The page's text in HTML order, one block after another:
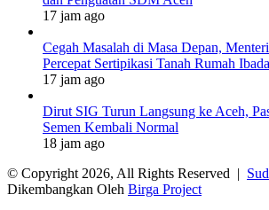
17 jam ago
Cegah Masalah di Masa Depan,
Percepat Sertipikasi Tanah Rumah
17 jam ago
Dirut SIG Turun Langsung ke Aceh,
Semen Kembali Normal
18 jam ago
© Copyright 2026, All Rights Reserved |
Dikembangkan Oleh Birga Project